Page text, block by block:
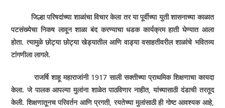
जिल्हा परिषदांच्या शाळांचा विचार केला तर या पूर्वीच्या युती शासनाच्या काळात
पटसंख्येचा निकष लावून शाळा बंद करण्याचा धडक कार्यक्रम हाती घेण्यात आला
होता. त्यामुळे छोट्या छोट्या खेड्यातील आणि वाड्या वसाहतीवरील शाळांचे भवितव्य
टांगणीला लागले.
राजर्षि शाहू महाराजांनी 1917 साली सक्तीच्या प्राथमिक शिक्षणाचा कायदा
केला. जे पालक आपल्या मुलांना शाळेत पाठविणार नाहीत, यांच्यासाठी दंडाची तरतूद
केली. शिक्षणातूनच परिवर्तन आणि प्रगती, रयतेच्या मुलांसाठी ही गोष्ट आवश्यक आहे,